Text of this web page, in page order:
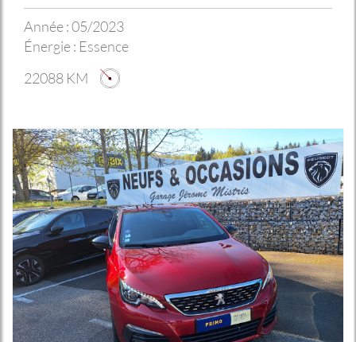
Année :05/2023
Énergie : Essence
22088 KM